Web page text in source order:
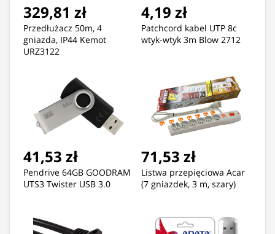
329,81 zł
Przedłużacz 50m, 4
gniazda, IP44 Kemot
URZ3122
4,19 zł
Patchcord kabel UTP 8c
wtyk-wtyk 3m Blow 2712
41,53 zł
Pendrive 64GB GOODRAM
UTS3 Twister USB 3.0
71,53 zł
Listwa przepięciowa Acar
(7 gniazdek, 3 m, szary)